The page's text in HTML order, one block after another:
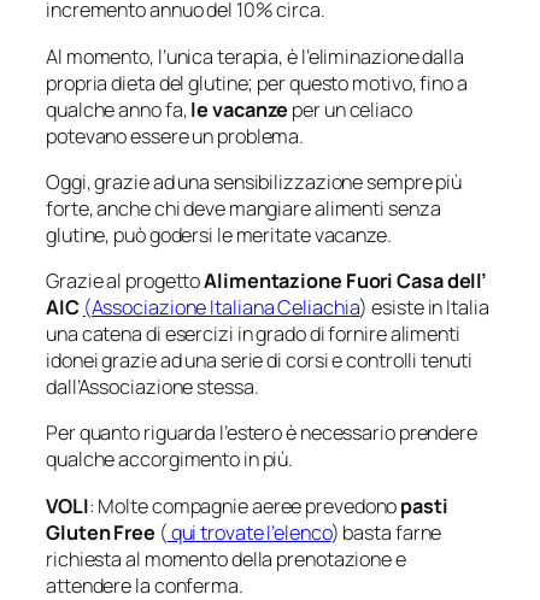
incremento annuo del 10% circa.
Al momento, l’unica terapia, è l’eliminazione dalla
propria dieta del glutine; per questo motivo, fino a
qualche anno fa,le vacanze per un celiaco
potevano essere un problema.
Oggi, grazie ad una sensibilizzazione sempre più
forte, anche chi deve mangiare alimenti senza
glutine, può godersi le meritate vacanze.
Grazie al progettoAlimentazione Fuori Casa dell’
AIC (Associazione Italiana Celiachia) esiste in Italia
una catena di esercizi in grado di fornire alimenti
idonei grazie ad una serie di corsi e controlli tenuti
dall’Associazione stessa.
Per quanto riguarda l’estero è necessario prendere
qualche accorgimento in più.
VOLI: Molte compagnie aeree prevedonopasti
Gluten Free (qui trovate l’elenco) basta farne
richiesta al momento della prenotazione e
attendere la conferma.